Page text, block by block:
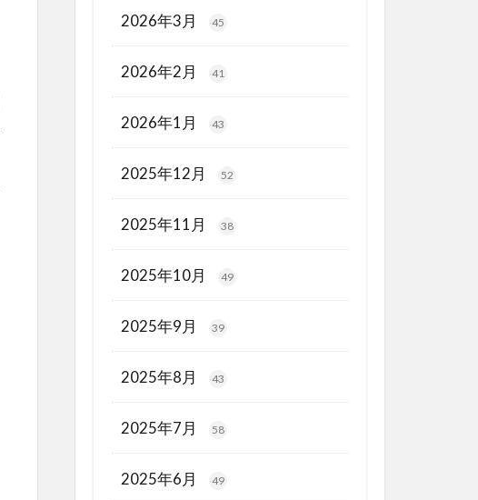
2026年3月 45
2026年2月 41
2026年1月 43
2025年12月 52
2025年11月 38
2025年10月 49
2025年9月 39
2025年8月 43
2025年7月 58
2025年6月 49